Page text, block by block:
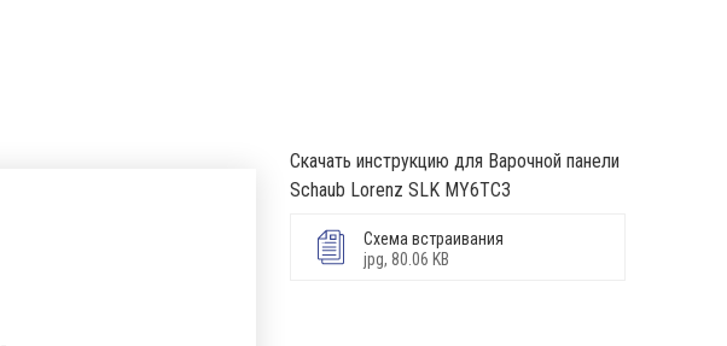
Скачать инструкцию для Варочной панели
Schaub Lorenz SLK MY6TC3
Схема встраивания
jpg, 80.06 KB